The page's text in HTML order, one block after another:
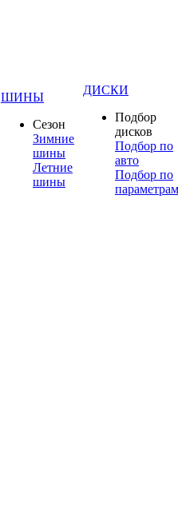
ШИНЫ
Сезон
Зимние
шины
Летние
шины
ДИСКИ
Подбор
дисков
Подбор по
авто
Подбор по
параметрам